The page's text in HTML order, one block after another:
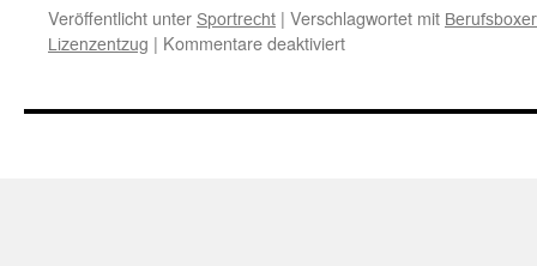
Veröffentlicht unter Sportrecht | Verschlagwortet mit Berufsboxer
Lizenzentzug | Kommentare deaktiviertfür
der